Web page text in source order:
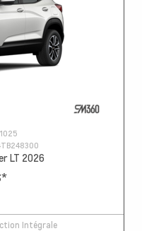
LT 2026
*
Intégrale